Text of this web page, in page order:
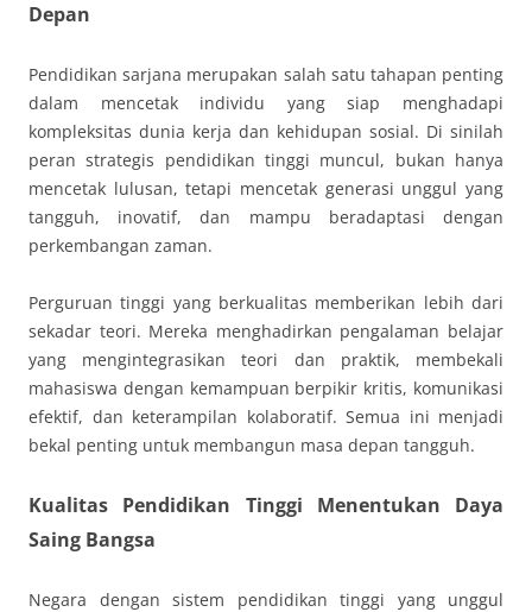
Depan
Pendidikan sarjana merupakan salah satu tahapan penting
dalam mencetak individu yang siap menghadapi
kompleksitas dunia kerja dan kehidupan sosial. Di sinilah
peran strategis pendidikan tinggi muncul, bukan hanya
mencetak lulusan, tetapi mencetak generasi unggul yang
tangguh, inovatif, dan mampu beradaptasi dengan
perkembangan zaman.
Perguruan tinggi yang berkualitas memberikan lebih dari
sekadar teori. Mereka menghadirkan pengalaman belajar
yang mengintegrasikan teori dan praktik, membekali
mahasiswa dengan kemampuan berpikir kritis, komunikasi
efektif, dan keterampilan kolaboratif. Semua ini menjadi
bekal penting untuk membangun masa depan tangguh.
Kualitas Pendidikan Tinggi Menentukan Daya
Saing Bangsa
Negara dengan sistem pendidikan tinggi yang unggul